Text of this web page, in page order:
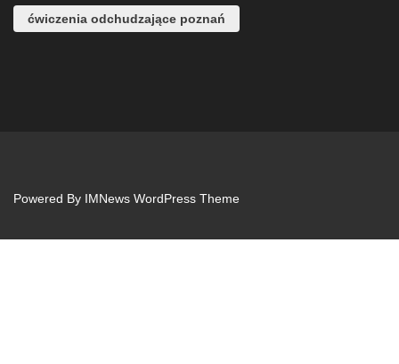
ćwiczenia odchudzające poznań
Powered By IMNews WordPress Theme